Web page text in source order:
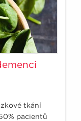
tkání
pacientů